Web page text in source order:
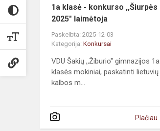
1a klasė - konkurso ,,Šiurpės
2025" laimėtoja
Paskelbta: 2025-12-03
Kategorija: Konkursai
VDU Šakių ,,Žiburio" gimnazijos 1a
klasės mokiniai, paskatinti lietuvių
kalbos m...
Plačiau